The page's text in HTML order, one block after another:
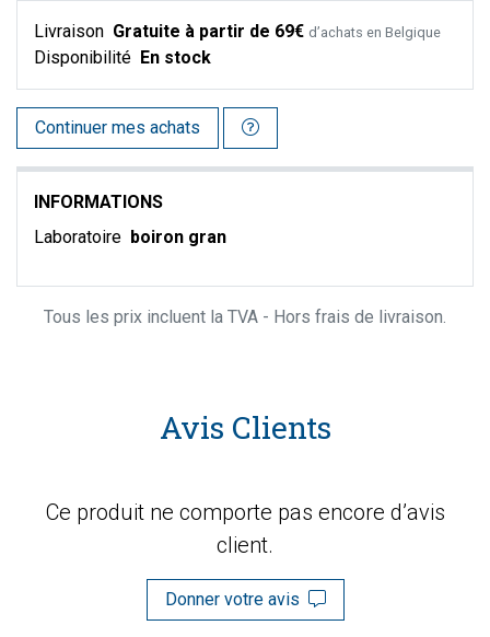
Livraison Gratuite à partir de 69€ d’achats en Belgique
Disponibilité En stock
Continuer mes achats
INFORMATIONS
Laboratoire boiron gran
Tous les prix incluent la TVA - Hors frais de livraison.
Avis Clients
Ce produit ne comporte pas encore d’avis
client.
Donner votre avis